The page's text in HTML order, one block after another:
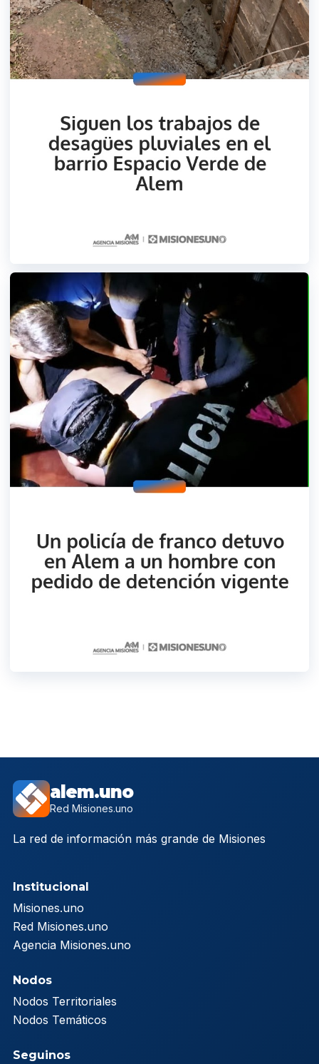
alem.uno
Red Misiones.uno
La red de información más grande de Misiones
Institucional
Misiones.uno
Red Misiones.uno
Agencia Misiones.uno
Nodos
Nodos Territoriales
Nodos Temáticos
Seguinos